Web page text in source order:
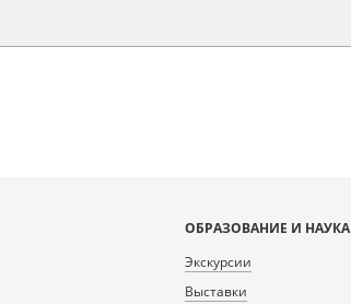
ОБРАЗОВАНИЕ И НАУКА
Экскурсии
Выставки